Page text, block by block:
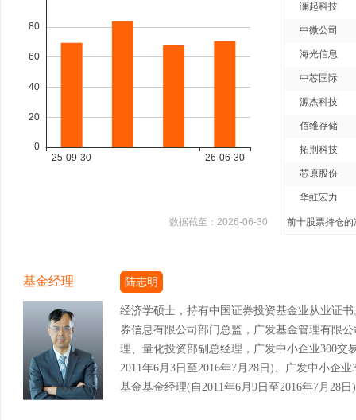
数据截至： 2026-06-30
澜起科技
中微公司
海光信息
中芯国际
源杰科技
佰维存储
拓荆科技
芯原股份
华虹宏力
前十股票持仓的
基金经理 陆志明
经济学硕士，持有中国证券投资基金业从业证
券信息有限公司部门总监，广发基金管理有限
理、量化投资部副总经理，广发中小企业300交
2011年6月3日至2016年7月28日)、广发中小企
基金基金经理(自2011年6月9日至2016年7月28